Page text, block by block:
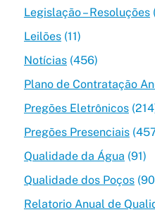
Legislação – Resoluções
Leilões(11)
Notícias(456)
Plano de Contratação
Pregões Eletrônicos
Pregões Presenciais
Qualidade da Água (91)
Qualidade dos Poços
Relatorio Anual de